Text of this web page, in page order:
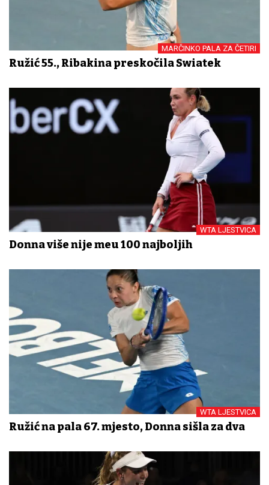
MARČINKO PALA ZA ČETIRI
Ružić 55., Ribakina preskočila Swiatek
WTA LJESTVICA
Donna više nije među 100 najboljih
WTA LJESTVICA
Ružić na pala 67. mjesto, Donna sišla za dva